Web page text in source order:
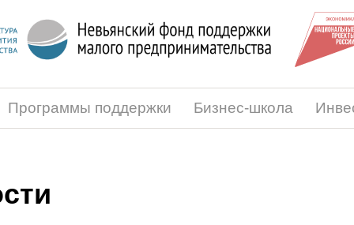
Программы поддержки Бизнес-школа